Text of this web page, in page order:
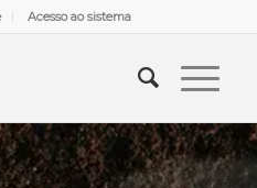
Acesso ao sistema